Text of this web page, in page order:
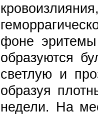
фоне
образуются
светлую и
образуя
недели. На